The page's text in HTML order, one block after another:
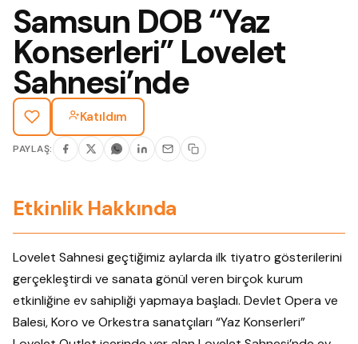
Samsun DOB “Yaz
Konserleri” Lovelet
Sahnesi’nde
Katıldım
PAYLAŞ:
Etkinlik Hakkında
Lovelet Sahnesi geçtiğimiz aylarda ilk tiyatro gösterilerini
gerçekleştirdi ve sanata gönül veren birçok kurum
etkinliğine ev sahipliği yapmaya başladı. Devlet Opera ve
Balesi, Koro ve Orkestra sanatçıları “Yaz Konserleri”